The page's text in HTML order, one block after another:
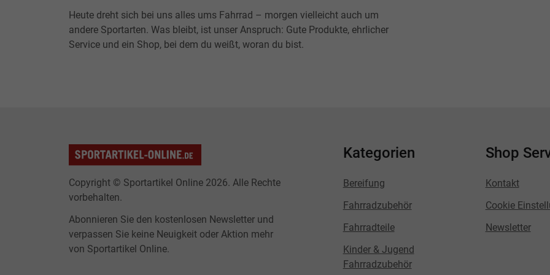
Heute dreht sich bei uns alles ums Fahrrad – morgen vielleicht auch um
andere Sportarten. Was bleibt, ist unser Anspruch: Gute Produkte, ehrlicher
Service und ein Shop, bei dem du weißt, woran du bist.
Copyright © Sportartikel Online 2026. Alle Rechte
vorbehalten.
Abonnieren Sie den kostenlosen Newsletter und
verpassen Sie keine Neuigkeit oder Aktion mehr
von Sportartikel Online.
Kategorien
Bereifung
Fahrradzubehör
Fahrradteile
Kinder & Jugend
Fahrradzubehör
Shop
Kontakt
Cookie
Newsletter